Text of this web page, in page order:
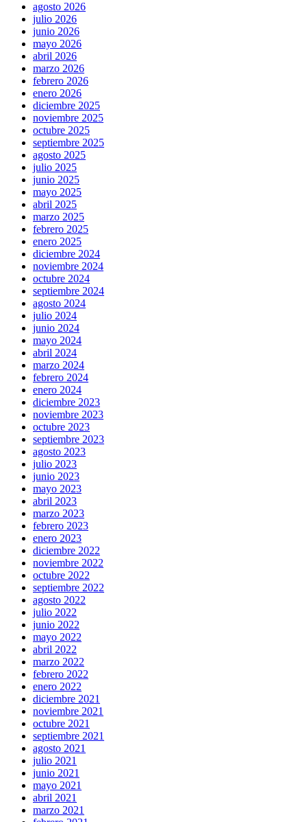
agosto 2026
julio 2026
junio 2026
mayo 2026
abril 2026
marzo 2026
febrero 2026
enero 2026
diciembre 2025
noviembre 2025
octubre 2025
septiembre 2025
agosto 2025
julio 2025
junio 2025
mayo 2025
abril 2025
marzo 2025
febrero 2025
enero 2025
diciembre 2024
noviembre 2024
octubre 2024
septiembre 2024
agosto 2024
julio 2024
junio 2024
mayo 2024
abril 2024
marzo 2024
febrero 2024
enero 2024
diciembre 2023
noviembre 2023
octubre 2023
septiembre 2023
agosto 2023
julio 2023
junio 2023
mayo 2023
abril 2023
marzo 2023
febrero 2023
enero 2023
diciembre 2022
noviembre 2022
octubre 2022
septiembre 2022
agosto 2022
julio 2022
junio 2022
mayo 2022
abril 2022
marzo 2022
febrero 2022
enero 2022
diciembre 2021
noviembre 2021
octubre 2021
septiembre 2021
agosto 2021
julio 2021
junio 2021
mayo 2021
abril 2021
marzo 2021